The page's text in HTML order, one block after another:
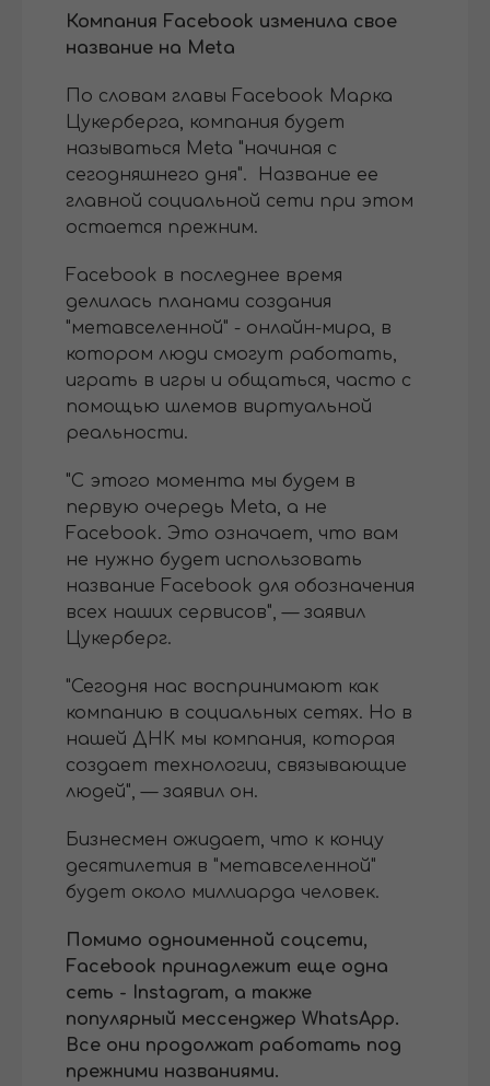
Компания Facebook изменила свое
название на Meta
По словам главы Facebook Марка
Цукерберга, компания будет
называться Meta "начиная с
сегодняшнего дня". Название ее
главной социальной сети при этом
остается прежним.
Facebook в последнее время
делилась планами создания
"метавселенной" - онлайн-мира, в
котором люди смогут работать,
играть в игры и общаться, часто с
помощью шлемов виртуальной
реальности.
"С этого момента мы будем в
первую очередь Meta, а не
Facebook. Это означает, что вам
не нужно будет использовать
название Facebook для обозначения
всех наших сервисов", — заявил
Цукерберг.
"Сегодня нас воспринимают как
компанию в социальных сетях. Но в
нашей ДНК мы компания, которая
создает технологии, связывающие
людей", — заявил он.
Бизнесмен ожидает, что к концу
десятилетия в "метавселенной"
будет около миллиарда человек.
Помимо одноименной соцсети,
Facebook принадлежит еще одна
сеть - Instagram, а также
популярный мессенджер WhatsApp.
Все они продолжат работать под
прежними названиями.